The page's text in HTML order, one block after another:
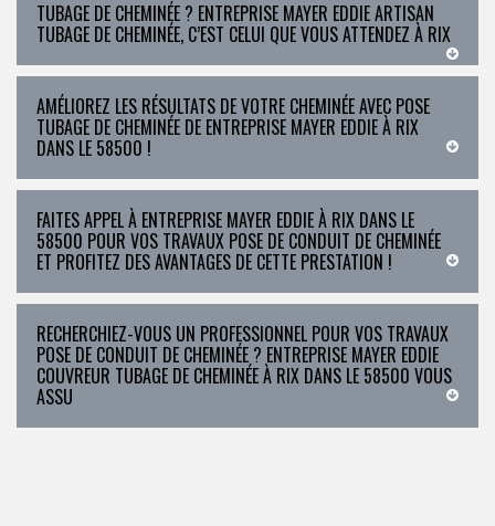
TUBAGE DE CHEMINÉE ? ENTREPRISE MAYER EDDIE ARTISAN
TUBAGE DE CHEMINÉE, C’EST CELUI QUE VOUS ATTENDEZ À RIX
AMÉLIOREZ LES RÉSULTATS DE VOTRE CHEMINÉE AVEC POSE
TUBAGE DE CHEMINÉE DE ENTREPRISE MAYER EDDIE À RIX
DANS LE 58500 !
FAITES APPEL À ENTREPRISE MAYER EDDIE À RIX DANS LE
58500 POUR VOS TRAVAUX POSE DE CONDUIT DE CHEMINÉE
ET PROFITEZ DES AVANTAGES DE CETTE PRESTATION !
RECHERCHIEZ-VOUS UN PROFESSIONNEL POUR VOS TRAVAUX
POSE DE CONDUIT DE CHEMINÉE ? ENTREPRISE MAYER EDDIE
COUVREUR TUBAGE DE CHEMINÉE À RIX DANS LE 58500 VOUS
ASSU